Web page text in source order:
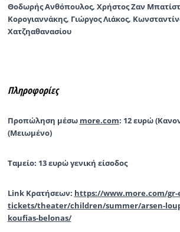
Θοδωρής Ανθόπουλος, Χρήστος Ζαν
Κορογιαννάκης, Γιώργος Λιάκος,
Χατζηαθανασίου
Πληροφορίες
Προπώληση μέσω more.com: 12 ευρώ
(Μειωμένο)
Ταμείο: 13 ευρώ γενική είσοδος
Link Κρατήσεων: https://www.more.com/gr-
tickets/theater/children/summer/arsen-
koufias-belonas/